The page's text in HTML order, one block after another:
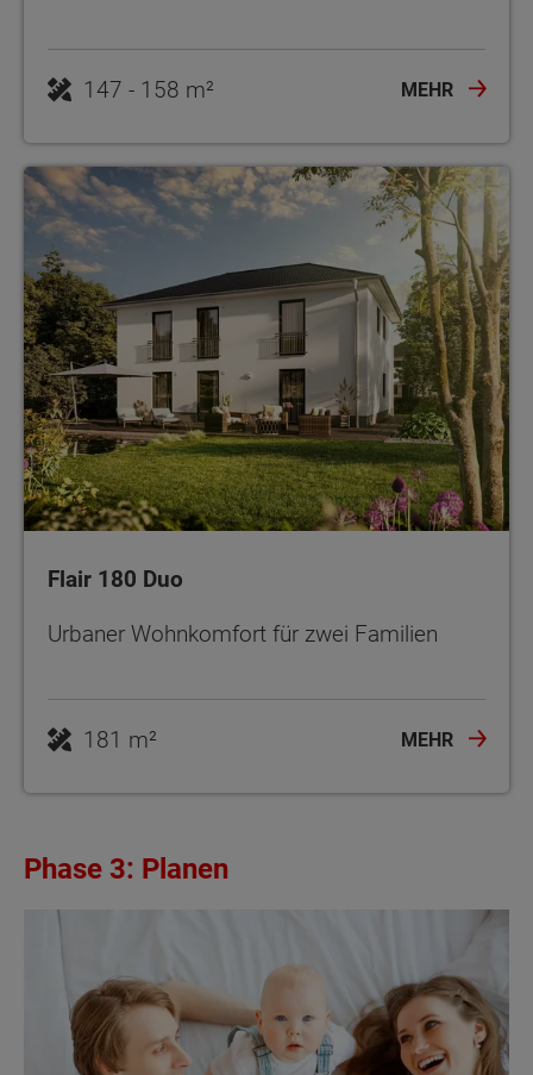
MEHR
Flair 180 Duo
Urbaner Wohnkomfort für zwei Familien
181 m² MEHR
Phase 3: Planen